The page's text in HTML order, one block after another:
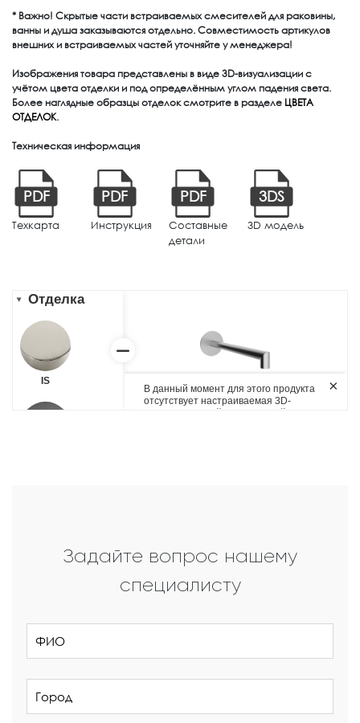
* Важно! Скрытые части встраиваемых смесителей для раковины,
ванны и душа заказываются отдельно. Совместимость артикулов
внешних и встраиваемых частей уточняйте у менеджера!
Изображения товара представлены в виде 3D-визуализации с
учётом цвета отделки и под определённым углом падения света.
Более наглядные образцы отделок смотрите в разделе ЦВЕТА
ОТДЕЛОК.
Техническая информация
PDF
Техкарта
PDF
Инструкция
PDF
Составные
детали
3DS
3D модель
Задайте вопрос нашему
специалисту